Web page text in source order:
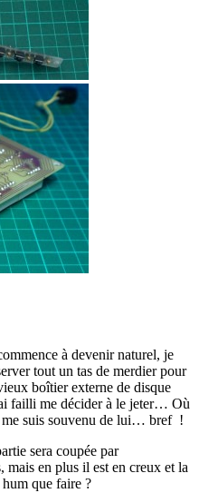
à devenir naturel, je
tout un tas de merdier pour
boîtier externe de disque
failli me décider à le jeter… Où
me suis souvenu de lui… bref !
sera coupée par
mais en plus il est en creux et la
que faire ?